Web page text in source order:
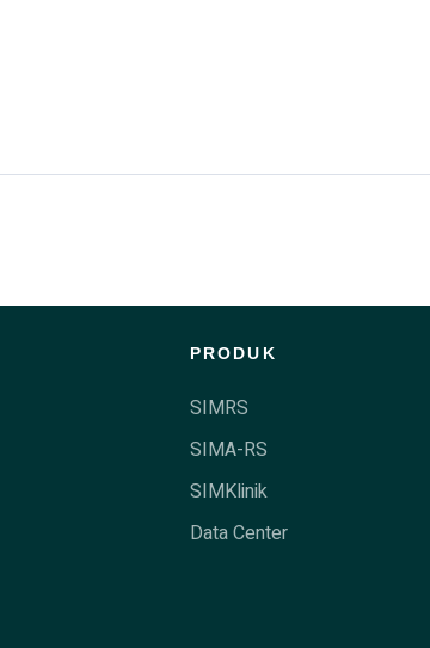
PRODUK
SIMRS
SIMA-RS
SIMKlinik
Data Center